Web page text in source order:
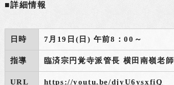
■詳細情報
日時 7月19日(日) 午前8：00～
指導 臨済宗円覚寺派管長 横田南嶺老師
URL https://youtu.be/djyU6ysxfiQ